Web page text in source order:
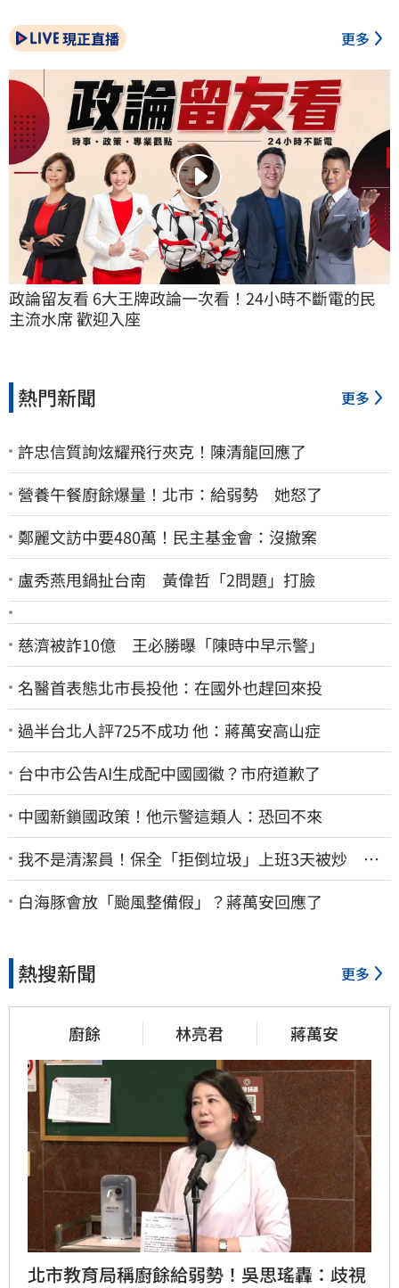
現正直播 更多
政論留友看 6大王牌政論一次看！24小時不斷電的民
主流水席 歡迎入座
熱門新聞 更多
許忠信質詢炫耀飛行夾克！陳清龍回應了
營養午餐廚餘爆量！北市：給弱勢 她怒了
鄭麗文訪中要480萬！民主基金會：沒撤案
盧秀燕甩鍋扯台南 黃偉哲「2問題」打臉
慈濟被詐10億 王必勝曝「陳時中早示警」
名醫首表態北市長投他：在國外也趕回來投
過半台北人評725不成功 他：蔣萬安高山症
台中市公告AI生成配中國國徽？市府道歉了
中國新鎖國政策！他示警這類人：恐回不來
我不是清潔員！保全「拒倒垃圾」上班3天被炒 找
法院討公道結果出爐
白海豚會放「颱風整備假」？蔣萬安回應了
熱搜新聞 更多
廚餘 林亮君 蔣萬安
北市教育局稱廚餘給弱勢！吳思瑤轟：歧視